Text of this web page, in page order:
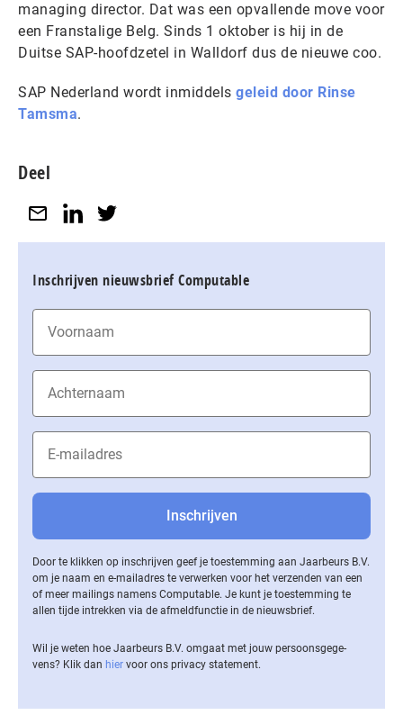
managing director. Dat was een opvallende move voor
een Franstalige Belg. Sinds 1 oktober is hij in de
Duitse SAP-hoofdzetel in Walldorf dus de nieuwe coo.
SAP Nederland wordt inmiddels geleid door Rinse
Tamsma.
Deel
Inschrijven nieuwsbrief Computable
Door te klikken op inschrijven geef je toestemming aan Jaarbeurs B.V.
om je naam en e-mailadres te verwerken voor het verzenden van een
of meer mailings namens Computable. Je kunt je toestemming te
allen tijde intrekken via de af­meld­func­tie in de nieuwsbrief.
Wil je weten hoe Jaarbeurs B.V. omgaat met jouw per­soons­ge­ge­
vens? Klik dan hier voor ons privacy statement.